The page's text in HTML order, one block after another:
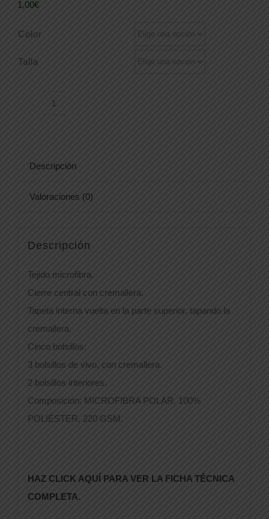
1,00€
Color
Talla
Descripción
Valoraciones (0)
Descripción
Tejido microfibra.
Cierre central con cremallera.
Tapeta interna vuelta en la parte superior, tapando la
cremallera.
Cinco bolsillos:
3 bolsillos de vivo, con cremallera.
2 bolsillos interiores.
Composición: MICROFIBRA POLAR. 100%
POLIÉSTER, 220 GSM.
HAZ CLICK AQUÍ PARA VER LA FICHA TÉCNICA
COMPLETA.